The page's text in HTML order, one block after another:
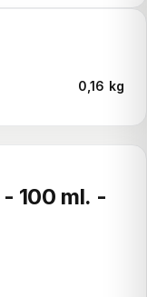
0,16 kg
100 ml. -